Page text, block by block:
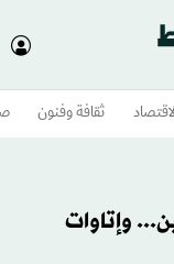
ثقافة وفنون
وإتاوات